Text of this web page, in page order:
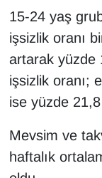
15-24 yaş
işsizlik oranı
artarak yüzde
işsizlik oranı;
ise yüzde
Mevsim ve
haftalık
Turizm
VAN'DA
YAŞAM